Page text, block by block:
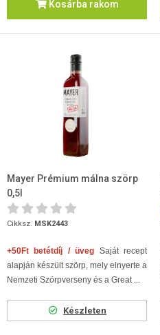
Kosárba rakom
Mayer Prémium málna szörp
0,5l
Cikksz. MSK2443
+50Ft betétdíj / üveg Saját recept
alapján készült szörp, mely elnyerte a
Nemzeti Szörpverseny és a Great ...
Készleten